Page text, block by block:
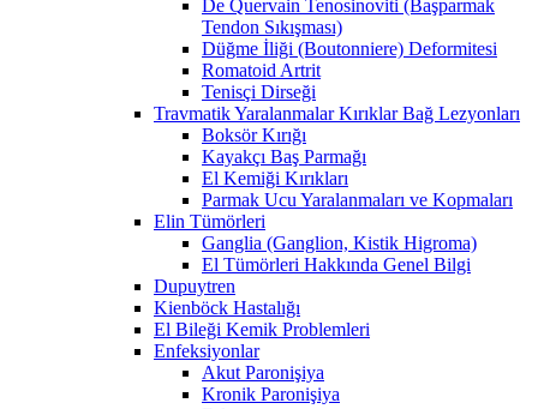
De Quervain Tenosinoviti (Başparmak
Tendon Sıkışması)
Düğme İliği (Boutonniere) Deformitesi
Romatoid Artrit
Tenisçi Dirseği
Travmatik Yaralanmalar Kırıklar Bağ Lezyonları
Boksör Kırığı
Kayakçı Baş Parmağı
El Kemiği Kırıkları
Parmak Ucu Yaralanmaları ve Kopmaları
Elin Tümörleri
Ganglia (Ganglion, Kistik Higroma)
El Tümörleri Hakkında Genel Bilgi
Dupuytren
Kienböck Hastalığı
El Bileği Kemik Problemleri
Enfeksiyonlar
Akut Paronişiya
Kronik Paronişiya